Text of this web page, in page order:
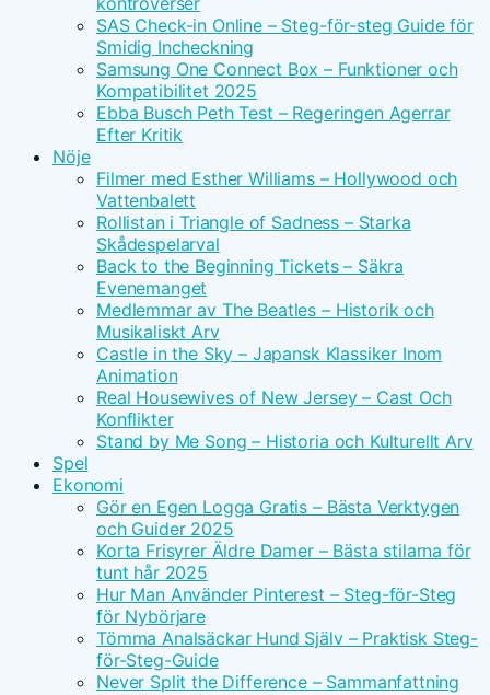
SAS Check-in Online – Steg-för-steg Guide för
Smidig Incheckning
Samsung One Connect Box – Funktioner och
Kompatibilitet 2025
Ebba Busch Peth Test – Regeringen Agerrar
Efter Kritik
Nöje
Filmer med Esther Williams – Hollywood och
Vattenbalett
Rollistan i Triangle of Sadness – Starka
Skådespelarval
Back to the Beginning Tickets – Säkra
Evenemanget
Medlemmar av The Beatles – Historik och
Musikaliskt Arv
Castle in the Sky – Japansk Klassiker Inom
Animation
Real Housewives of New Jersey – Cast Och
Konflikter
Stand by Me Song – Historia och Kulturellt Arv
Spel
Ekonomi
Gör en Egen Logga Gratis – Bästa Verktygen
och Guider 2025
Korta Frisyrer Äldre Damer – Bästa stilarna för
tunt hår 2025
Hur Man Använder Pinterest – Steg-för-Steg
för Nybörjare
Tömma Analsäckar Hund Själv – Praktisk Steg-
för-Steg-Guide
Never Split the Difference – Sammanfattning